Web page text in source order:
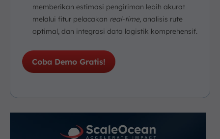
memberikan estimasi pengiriman lebih akurat
melalui fitur pelacakan real-time, analisis rute
optimal, dan integrasi data logistik komprehensif.
Coba Demo Gratis!